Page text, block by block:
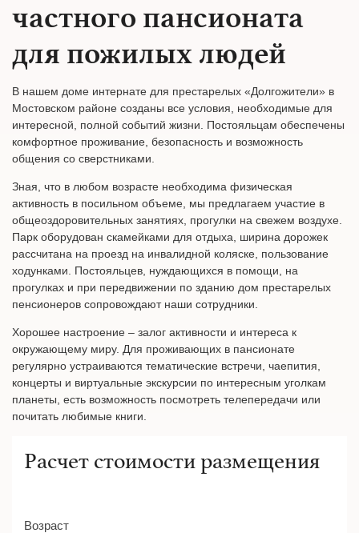
частного пансионата
для пожилых людей
В нашем доме интернате для престарелых «Долгожители» в
Мостовском районе созданы все условия, необходимые для
интересной, полной событий жизни. Постояльцам обеспечены
комфортное проживание, безопасность и возможность
общения со сверстниками.
Зная, что в любом возрасте необходима физическая
активность в посильном объеме, мы предлагаем участие в
общеоздоровительных занятиях, прогулки на свежем воздухе.
Парк оборудован скамейками для отдыха, ширина дорожек
рассчитана на проезд на инвалидной коляске, пользование
ходунками. Постояльцев, нуждающихся в помощи, на
прогулках и при передвижении по зданию дом престарелых
пенсионеров сопровождают наши сотрудники.
Хорошее настроение – залог активности и интереса к
окружающему миру. Для проживающих в пансионате
регулярно устраиваются тематические встречи, чаепития,
концерты и виртуальные экскурсии по интересным уголкам
планеты, есть возможность посмотреть телепередачи или
почитать любимые книги.
Расчет стоимости размещения